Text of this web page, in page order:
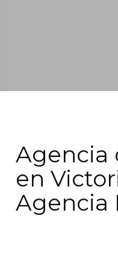
Agencia
en
Agencia